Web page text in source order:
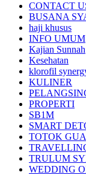
CONTACT
BUSANA
haji khusus
INFO UMUM
Kajian Sunnah
Kesehatan
klorofil
KULINER
PROPERTI
SB1M
SMART
TOTOK
TRULUM
WEDDING